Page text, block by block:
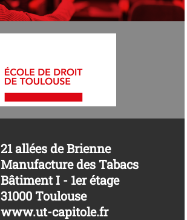
21 allées de Brienne
Manufacture des Tabacs
Bâtiment I - 1er étage
31000 Toulouse
www.ut-capitole.fr